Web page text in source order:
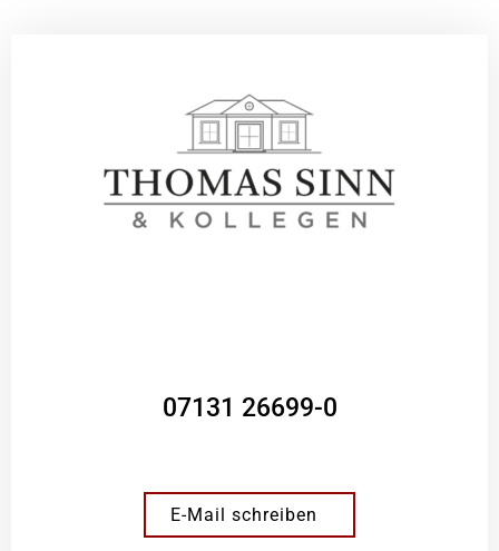
07131 26699-0
E-Mail schreiben